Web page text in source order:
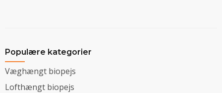
Populære kategorier
Væghængt biopejs
Lofthængt biopejs